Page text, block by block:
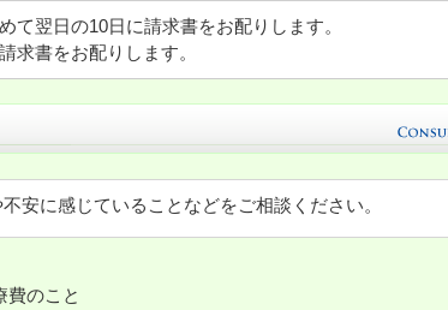
て翌日の10日に請求書をお配りします。
求書をお配りします。
安に感じていることなどをご相談ください。
費のこと